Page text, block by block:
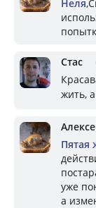
Неля
Стас
жить,
Пятая
уже
а